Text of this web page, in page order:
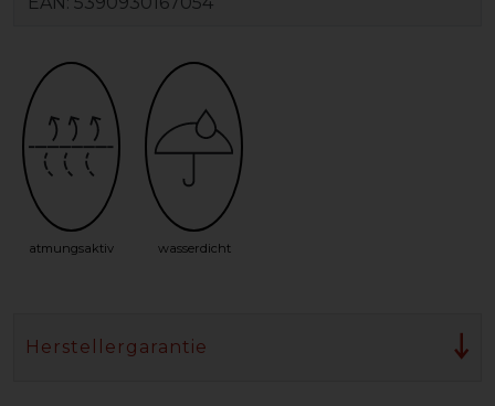
atmungsaktiv wasserdicht
Herstellergarantie